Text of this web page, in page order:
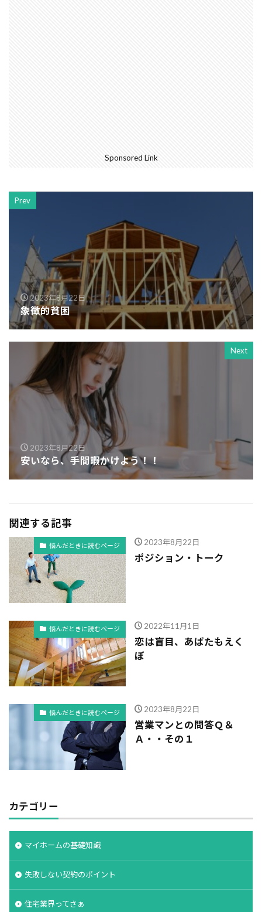
Sponsored Link
Prev
2023年8月22日
象徴的貧困
Next
2023年8月22日
安いなら、手間暇かけよう！！
関連する記事
悩んだときに読むページ 2023年8月22日
ポジション・トーク
悩んだときに読むページ 2022年11月1日
恋は盲目、あばたもえく
ぼ
悩んだときに読むページ 2023年8月22日
営業マンとの問答Ｑ＆
Ａ・・その１
カテゴリー
マイホームの基礎知識
失敗しない契約のポイント
住宅業界ってさぁ